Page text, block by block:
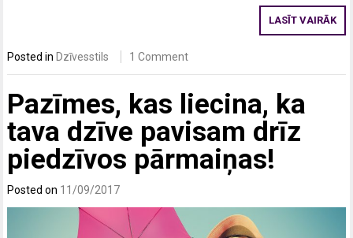
LASĪT VAIRĀK
Posted in Dzīvesstils 1 Comment
Pazīmes, kas liecina, ka
tava dzīve pavisam drīz
piedzīvos pārmaiņas!
Posted on 11/09/2017